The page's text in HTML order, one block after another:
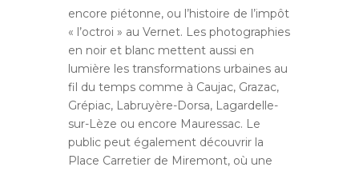
encore piétonne, ou l’histoire de l’impôt
« l’octroi » au Vernet. Les photographies
en noir et blanc mettent aussi en
lumière les transformations urbaines au
fil du temps comme à Caujac, Grazac,
Grépiac, Labruyère-Dorsa, Lagardelle-
sur-Lèze ou encore Mauressac. Le
public peut également découvrir la
Place Carretier de Miremont, où une